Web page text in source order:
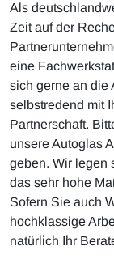
Als
Zeit auf der
eine
sich gerne an die
selbstredend mit
Partnerschaft.
unsere Autoglas
geben. Wir legen
das sehr hohe
Sofern Sie auch
hochklassige
natürlich Ihr